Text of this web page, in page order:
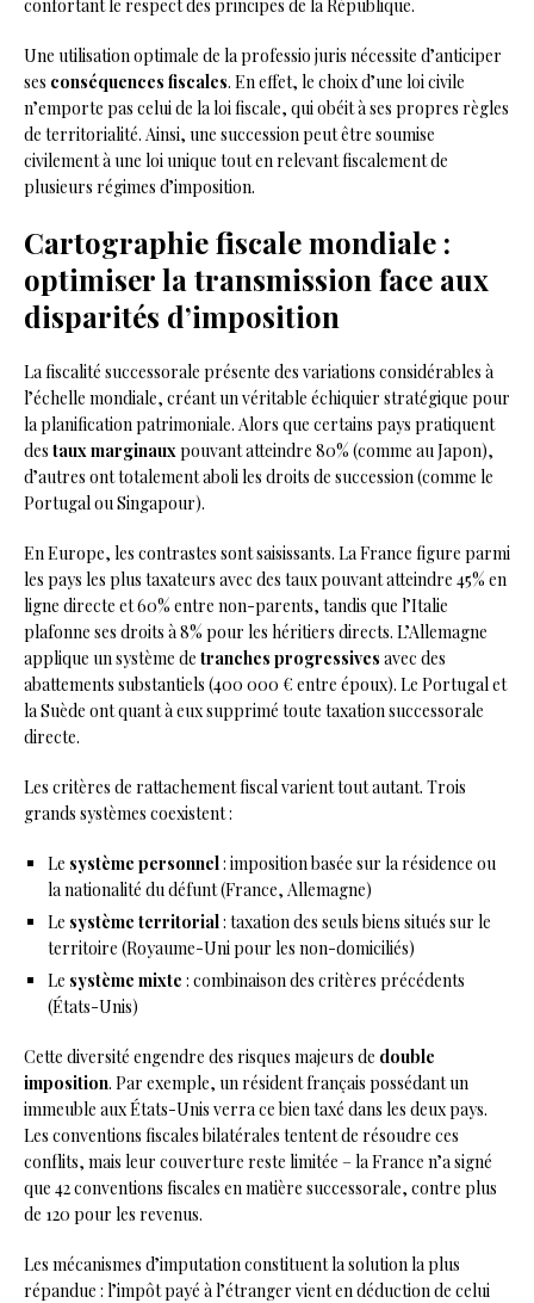
confortant le respect des principes de la République.
Une utilisation optimale de la professio juris nécessite d’anticiper
ses conséquences fiscales. En effet, le choix d’une loi civile
n’emporte pas celui de la loi fiscale, qui obéit à ses propres règles
de territorialité. Ainsi, une succession peut être soumise
civilement à une loi unique tout en relevant fiscalement de
plusieurs régimes d’imposition.
Cartographie fiscale mondiale :
optimiser la transmission face aux
disparités d’imposition
La fiscalité successorale présente des variations considérables à
l’échelle mondiale, créant un véritable échiquier stratégique pour
la planification patrimoniale. Alors que certains pays pratiquent
des taux marginaux pouvant atteindre 80% (comme au Japon),
d’autres ont totalement aboli les droits de succession (comme le
Portugal ou Singapour).
En Europe, les contrastes sont saisissants. La France figure parmi
les pays les plus taxateurs avec des taux pouvant atteindre 45% en
ligne directe et 60% entre non-parents, tandis que l’Italie
plafonne ses droits à 8% pour les héritiers directs. L’Allemagne
applique un système de tranches progressives avec des
abattements substantiels (400 000 € entre époux). Le Portugal et
la Suède ont quant à eux supprimé toute taxation successorale
directe.
Les critères de rattachement fiscal varient tout autant. Trois
grands systèmes coexistent :
Le système personnel: imposition basée sur la résidence ou
la nationalité du défunt (France, Allemagne)
Le système territorial: taxation des seuls biens situés sur le
territoire (Royaume-Uni pour les non-domiciliés)
Le système mixte : combinaison des critères précédents
(États-Unis)
Cette diversité engendre des risques majeurs de double
imposition. Par exemple, un résident français possédant un
immeuble aux États-Unis verra ce bien taxé dans les deux pays.
Les conventions fiscales bilatérales tentent de résoudre ces
conflits, mais leur couverture reste limitée – la France n’a signé
que 42 conventions fiscales en matière successorale, contre plus
de 120 pour les revenus.
Les mécanismes d’imputation constituent la solution la plus
répandue : l’impôt payé à l’étranger vient en déduction de celui